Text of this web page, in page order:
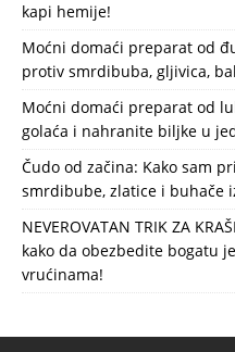
kapi hemije!
Moćni domaći preparat od
protiv smrdibuba, gljivica,
Moćni domaći preparat od
golaća i nahranite biljke u
Čudo od začina: Kako sam
smrdibube, zlatice i buhače
NEVEROVATAN TRIK ZA
kako da obezbedite bogatu
vrućinama!